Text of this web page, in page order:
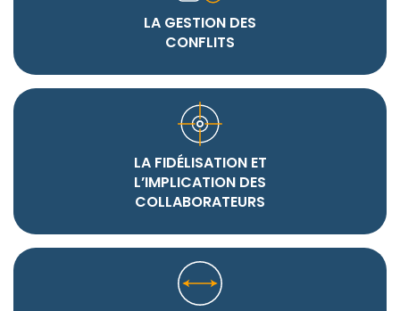
LA GESTION DES
CONFLITS
LA FIDÉLISATION ET
L’IMPLICATION DES
COLLABORATEURS